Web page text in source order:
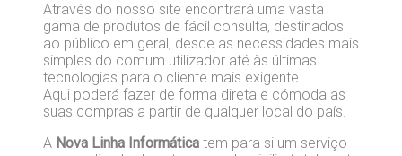
Através do nosso site encontrará uma vasta
gama de produtos de fácil consulta, destinados
ao público em geral, desde as necessidades mais
simples do comum utilizador até às últimas
tecnologias para o cliente mais exigente.
Aqui poderá fazer de forma direta e cómoda as
suas compras a partir de qualquer local do país.
A Nova Linha Informática tem para si um serviço